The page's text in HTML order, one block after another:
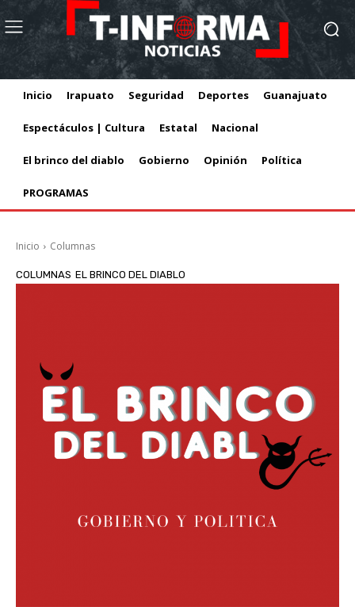
Inicio Irapuato Seguridad Deportes Guanajuato
Espectáculos | Cultura Estatal Nacional
El brinco del diablo Gobierno Opinión Política
PROGRAMAS
Inicio Columnas
COLUMNAS EL BRINCO DEL DIABLO